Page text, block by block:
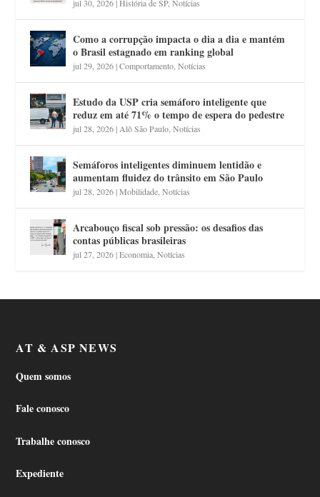
jul 30, 2026|História de SP,Notícias
Como a corrupção impacta o dia a dia e mantém
o Brasil estagnado em ranking global
jul 29, 2026|Comportamento ,Notícias
Estudo da USP cria semáforo inteligente que
reduz em até 71% o tempo de espera do pedestre
jul 28, 2026| Alô São Paulo ,Notícias
Semáforos inteligentes diminuem lentidão e
aumentam fluidez do trânsito em São Paulo
jul 28, 2026|Mobilidade ,Notícias
Arcabouço fiscal sob pressão: os desafios das
contas públicas brasileiras
jul 27, 2026|Economia ,Notícias
AT & ASP NEWS
Quem somos
Fale conosco
Trabalhe conosco
Expediente